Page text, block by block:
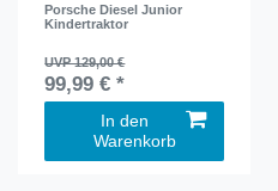
Porsche Diesel Junior
Kindertraktor
UVP 129,00 €
99,99 € *
In den
Warenkorb